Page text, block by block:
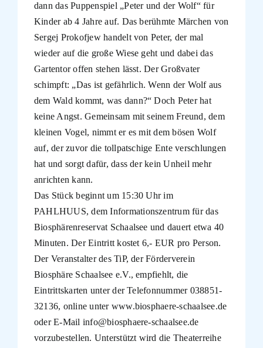
dann das Puppenspiel „Peter und der Wolf“ für
Kinder ab 4 Jahre auf. Das berühmte Märchen von
Sergej Prokofjew handelt von Peter, der mal
wieder auf die große Wiese geht und dabei das
Gartentor offen stehen lässt. Der Großvater
schimpft: „Das ist gefährlich. Wenn der Wolf aus
dem Wald kommt, was dann?“ Doch Peter hat
keine Angst. Gemeinsam mit seinem Freund, dem
kleinen Vogel, nimmt er es mit dem bösen Wolf
auf, der zuvor die tollpatschige Ente verschlungen
hat und sorgt dafür, dass der kein Unheil mehr
anrichten kann.
Das Stück beginnt um 15:30 Uhr im
PAHLHUUS, dem Informationszentrum für das
Biosphärenreservat Schaalsee und dauert etwa 40
Minuten. Der Eintritt kostet 6,- EUR pro Person.
Der Veranstalter des TiP, der Förderverein
Biosphäre Schaalsee e.V., empfiehlt, die
Eintrittskarten unter der Telefonnummer 038851-
32136, online unter www.biosphaere-schaalsee.de
oder E-Mail info@biosphaere-schaalsee.de
vorzubestellen. Unterstützt wird die Theaterreihe